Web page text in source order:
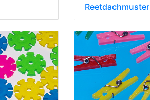
Reetdachmuster